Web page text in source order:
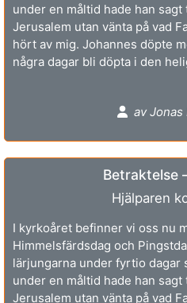
under en måltid hade han
Jerusalem utan vänta på vad
hört av mig. Johannes döpte
några dagar bli döpta i den
av
Betraktelse
Hjälparen
I kyrkoåret befinner vi oss nu
Himmelsfärdsdag och
lärjungarna under fyrtio dagar
under en måltid hade han
Jerusalem utan vänta på vad